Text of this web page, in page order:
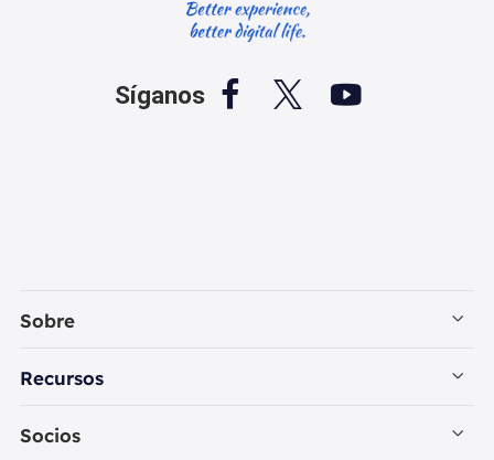
Síganos   
Sobre
Empresa
Recursos
Recuperación de Datos PC
Socios